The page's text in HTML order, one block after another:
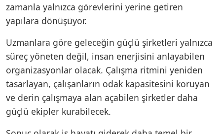
zamanla yalnızca görevlerini yerine getiren
yapılara dönüşüyor.
Uzmanlara göre geleceğin güçlü şirketleri yalnızca
süreç yöneten değil, insan enerjisini anlayabilen
organizasyonlar olacak. Çalışma ritmini yeniden
tasarlayan, çalışanların odak kapasitesini koruyan
ve derin çalışmaya alan açabilen şirketler daha
güçlü ekipler kurabilecek.